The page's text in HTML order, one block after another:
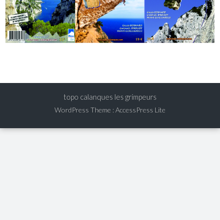
topo calanques les grimpeurs
WordPress Theme :AccessPress Lite